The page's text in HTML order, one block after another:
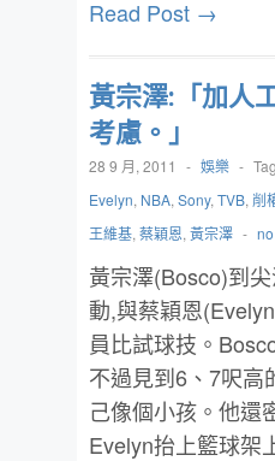
Read Post →
黃宗澤:「加人
考慮。」
28 9 月, 2011 - 娛樂 -
Evelyn, NBA, Sony, TVB, 削
王維基, 蔡穎恩, 黃宗澤 -
黃宗澤(Bosco)到
動,與蔡穎恩
員比試球技。
不過見到6、7呎高
己像個小孩。他還
Evelyn抬上籃球架